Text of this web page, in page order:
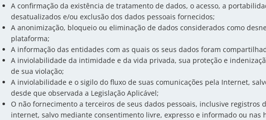
A confirmação da existência de tratamento de dados, o acesso, a
desatualizados e/ou exclusão dos dados pessoais fornecidos;
A anonimização, bloqueio ou eliminação de dados considerados como
plataforma;
A informação das entidades com as quais os seus dados foram
A inviolabilidade da intimidade e da vida privada, sua proteção e
de sua violação;
A inviolabilidade e o sigilo do fluxo de suas comunicações pela Internet,
desde que observada a Legislação Aplicável;
O não fornecimento a terceiros de seus dados pessoais, inclusive registros
internet, salvo mediante consentimento livre, expresso e informado ou nas